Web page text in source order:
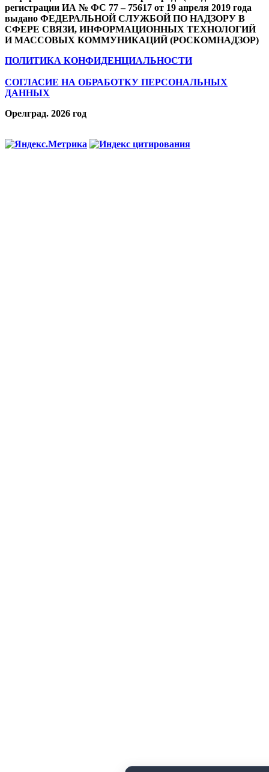
регистрации ИА № ФС 77 – 75617 от 19 апреля 2019 года
выдано ФЕДЕРАЛЬНОЙ СЛУЖБОЙ ПО НАДЗОРУ В
СФЕРЕ СВЯЗИ, ИНФОРМАЦИОННЫХ ТЕХНОЛОГИЙ
И МАССОВЫХ КОММУНИКАЦИЙ (РОСКОМНАДЗОР)
ПОЛИТИКА КОНФИДЕНЦИАЛЬНОСТИ
СОГЛАСИЕ НА ОБРАБОТКУ ПЕРСОНАЛЬНЫХ
ДАННЫХ
Орелград. 2026 год